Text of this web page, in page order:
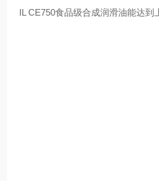
IL CE750食品级合成润滑油能达到